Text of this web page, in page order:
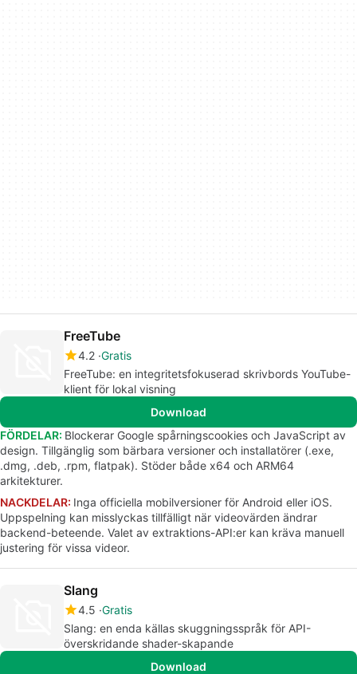
FreeTube
4.2 Gratis
FreeTube: en integritetsfokuserad skrivbords YouTube-
klient för lokal visning
Download
FÖRDELAR: Blockerar Google spårningscookies och JavaScript av
design. Tillgänglig som bärbara versioner och installatörer (.exe,
.dmg, .deb, .rpm, flatpak). Stöder både x64 och ARM64
arkitekturer.
NACKDELAR: Inga officiella mobilversioner för Android eller iOS.
Uppspelning kan misslyckas tillfälligt när videovärden ändrar
backend-beteende. Valet av extraktions-API:er kan kräva manuell
justering för vissa videor.
Slang
4.5 Gratis
Slang: en enda källas skuggningsspråk för API-
överskridande shader-skapande
Download